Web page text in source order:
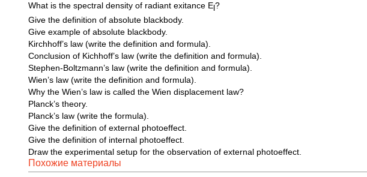
What is the spectral density of radiant exitance El?
Give the definition of absolute blackbody.
Give example of absolute blackbody.
Kirchhoff’s law (write the definition and formula).
Conclusion of Kichhoff’s law (write the definition and formula).
Stephen-Boltzmann’s law (write the definition and formula).
Wien’s law (write the definition and formula).
Why the Wien’s law is called the Wien displacement law?
Planck’s theory.
Planck’s law (write the formula).
Give the definition of external photoeffect.
Give the definition of internal photoeffect.
Draw the experimental setup for the observation of external photoeffect.
Похожие материалы